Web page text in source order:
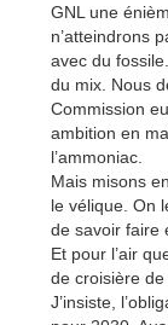
GNL une
n’atteindrons
avec du
du mix. Nous
Commission
ambition en
l’ammoniac.
Mais misons
le vélique. On
de savoir faire
Et pour l’air
de croisière
J’insiste,